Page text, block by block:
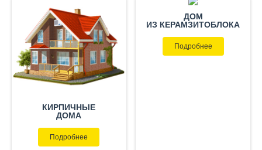
КИРПИЧНЫЕ
ДОМА
Подробнее
ДОМ
ИЗ КЕРАМЗИТОБЛОКА
Подробнее